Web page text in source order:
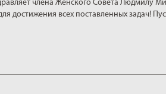
члена Женского Совета Людмилу
достижения всех поставленных задач!